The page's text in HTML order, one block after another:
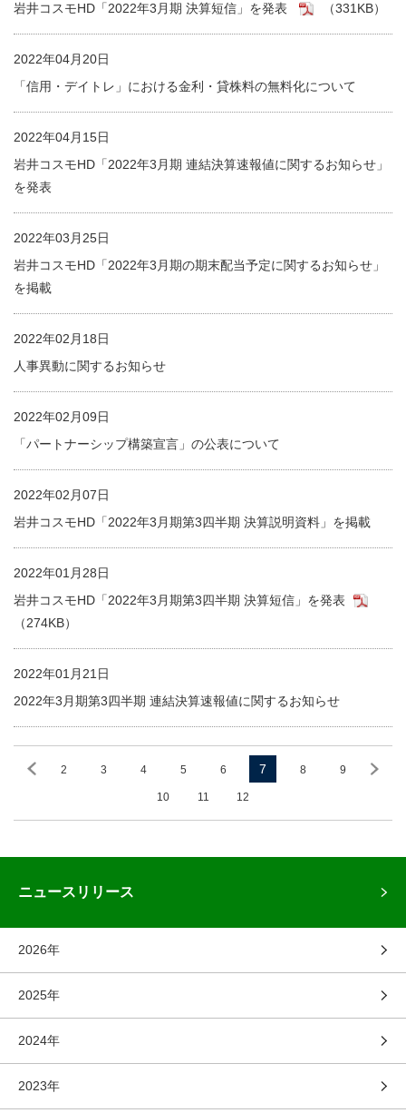
岩井コスモHD「2022年3月期 決算短信」を発表
（331KB）
2022年04月20日
「信用・デイトレ」における金利・貸株料の無料化について
2022年04月15日
岩井コスモHD「2022年3月期 連結決算速報値に関するお知らせ」
を発表
2022年03月25日
岩井コスモHD「2022年3月期の期末配当予定に関するお知らせ」
を掲載
2022年02月18日
人事異動に関するお知らせ
2022年02月09日
「パートナーシップ構築宣言」の公表について
2022年02月07日
岩井コスモHD「2022年3月期第3四半期 決算説明資料」を掲載
2022年01月28日
岩井コスモHD「2022年3月期第3四半期 決算短信」を発表
（274KB）
2022年01月21日
2022年3月期第3四半期 連結決算速報値に関するお知らせ
2 3 4 5 6 7 8 9
10 11 12
ニュースリリース
2026年
2025年
2024年
2023年